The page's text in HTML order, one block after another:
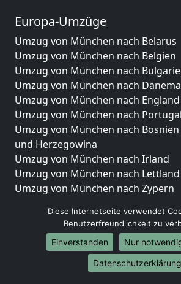
Europa-Umzüge
Umzug von München nach Belarus
Umzug von München nach Belgien
Umzug von München nach
Umzug von München nach
Umzug von München nach England
Umzug von München nach Portugal
Umzug von München nach Bosnien
und Herzegowina
Umzug von München nach Irland
Umzug von München nach Lettland
Umzug von München nach Zypern
Umzug von München nach Estland
Umzug von München nach Finnland
Umzug von München nach
Umzug von München nach
Umzug von München nach Italien
Diese Internetseite verwendet
Benutzerfreundlichkeit zu
Einverstanden
Nur
Datenschutzerklärung